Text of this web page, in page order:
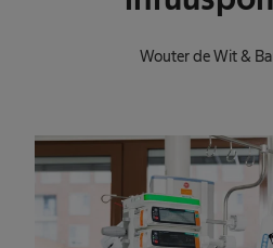
Wouter de Wit &